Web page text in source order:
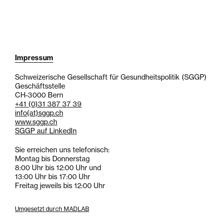
Impressum
Schweizerische Gesellschaft für Gesundheitspolitik (SGGP)
Geschäftsstelle
CH-3000 Bern
+41 (0)31 387 37 39
info(at)sggp.ch
www.sggp.ch
SGGP auf LinkedIn
Sie erreichen uns telefonisch:
Montag bis Donnerstag
8:00 Uhr bis 12:00 Uhr und
13:00 Uhr bis 17:00 Uhr
Freitag jeweils bis 12:00 Uhr
Umgesetzt durch MADLAB